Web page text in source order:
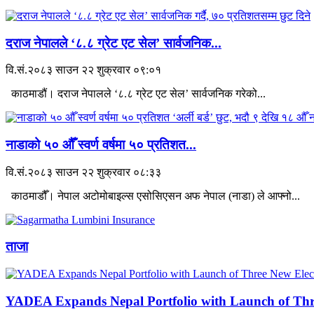
दराज नेपालले ‘८.८ ग्रेट एट सेल’ सार्वजनिक...
वि.सं.२०८३ साउन २२ शुक्रवार ०९:०१
काठमाडौं। दराज नेपालले ‘८.८ ग्रेट एट सेल’ सार्वजनिक गरेको...
नाडाको ५० औँ स्वर्ण वर्षमा ५० प्रतिशत...
वि.सं.२०८३ साउन २२ शुक्रवार ०८:३३
काठमाडौँ। नेपाल अटोमोबाइल्स एसोसिएसन अफ नेपाल (नाडा) ले आफ्नो...
ताजा
YADEA Expands Nepal Portfolio with Launch of